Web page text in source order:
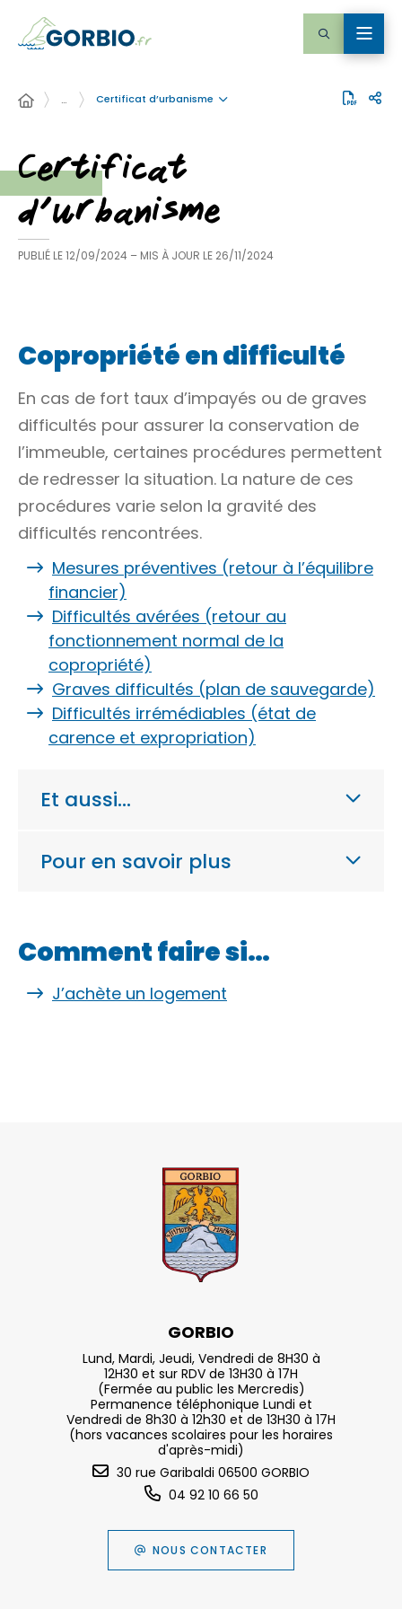
… Certificat d’urbanisme
Certificat
d’urbanisme
PUBLIÉ LE12/09/2024 – MIS À JOUR LE 26/11/2024
Copropriété en difficulté
En cas de fort taux d’impayés ou de graves
difficultés pour assurer la conservation de
l’immeuble, certaines procédures permettent
de redresser la situation. La nature de ces
procédures varie selon la gravité des
difficultés rencontrées.
Mesures préventives (retour à l’équilibre
financier)
Difficultés avérées (retour au
fonctionnement normal de la
copropriété)
Graves difficultés (plan de sauvegarde)
Difficultés irrémédiables (état de
carence et expropriation)
Et aussi…
Pour en savoir plus
Comment faire si…
J’achète un logement
GORBIO
Lund, Mardi, Jeudi, Vendredi de 8H30 à
12H30 et sur RDV de 13H30 à 17H
(Fermée au public les Mercredis)
Permanence téléphonique Lundi et
Vendredi de 8h30 à 12h30 et de 13H30 à 17H
(hors vacances scolaires pour les horaires
d'après-midi)
30 rue Garibaldi 06500 GORBIO
04 92 10 66 50
NOUS CONTACTER